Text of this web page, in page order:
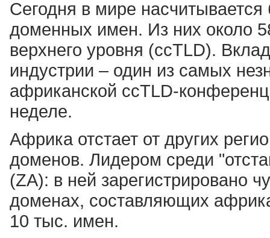
Сегодня в мире
доменных имен. Из них около
верхнего уровня (ccTLD).
индустрии – один из самых
африканской ccTLD-
неделе.
Африка отстает от других
доменов. Лидером среди
(ZA): в ней зарегистрировано
доменах, составляющих
10 тыс. имен.